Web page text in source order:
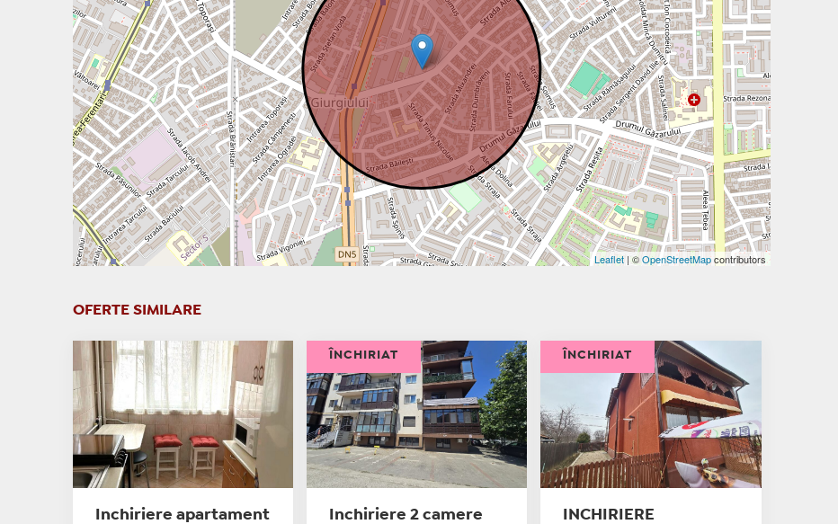
Leaflet| ©OpenStreetMapcontributors
OFERTE SIMILARE
Inchiriere apartament
Inchiriere 2 camere
ÎNCHIRIAT
INCHIRIERE
ÎNCHIRIAT